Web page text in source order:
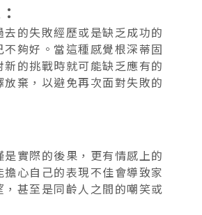
的失敗經歷或是缺乏成功的
夠好。當這種感覺根深蒂固
新的挑戰時就可能缺乏應有的
放棄，以避免再次面對失敗的
是實際的後果，更有情感上的
心自己的表現不佳會導致家
，甚至是同齡人之間的嘲笑或